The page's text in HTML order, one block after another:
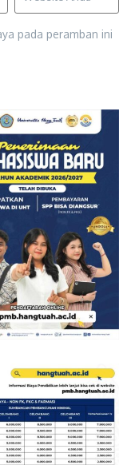
pada peramban ini